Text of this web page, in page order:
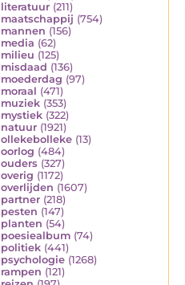
literatuur (211)
maatschappij (754)
mannen (156)
media (62)
milieu (125)
misdaad (136)
moederdag (97)
moraal (471)
muziek (353)
mystiek (322)
natuur (1921)
ollekebolleke (13)
oorlog (484)
ouders (327)
overig (1172)
overlijden (1607)
partner (218)
pesten (147)
planten (54)
poesiealbum (74)
politiek (441)
psychologie (1268)
rampen (121)